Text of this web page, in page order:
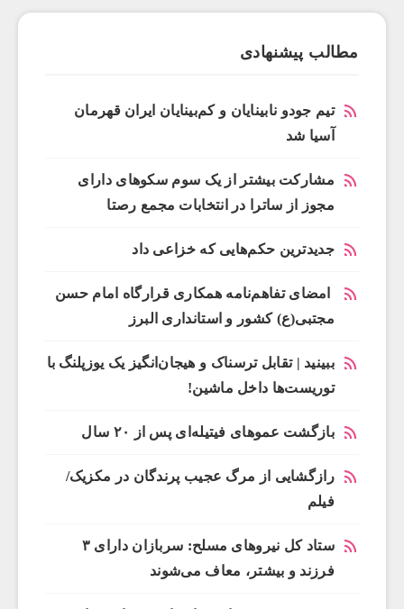
مطالب پیشنهادی
تیم جودو نابینایان و کم‌بینایان ایران قهرمان
آسیا شد
مشارکت بیشتر از یک سوم سکوهای دارای
مجوز از ساترا در انتخابات مجمع رصتا
جدیدترین حکم‌هایی که خزاعی داد
امضای تفاهم‌نامه همکاری قرارگاه امام حسن
مجتبی(ع) کشور و استانداری البرز
ببینید | تقابل ترسناک و هیجان‌انگیز یک یوزپلنگ با
توریست‌ها داخل ماشین!
بازگشت عموهای فیتیله‌ای پس از ۲۰ سال
رازگشایی از مرگ عجیب پرندگان در مکزیک/
فیلم
ستاد کل نیروهای مسلح: سربازان دارای ۳
فرزند و بیشتر، معاف می‌شوند